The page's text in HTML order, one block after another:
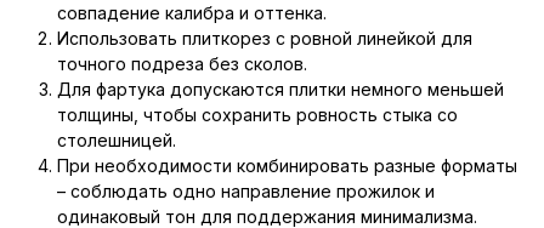
совпадение калибра и оттенка.
Использовать плиткорез с ровной линейкой для
точного подреза без сколов.
Для фартука допускаются плитки немного меньшей
толщины, чтобы сохранить ровность стыка со
столешницей.
При необходимости комбинировать разные форматы
– соблюдать одно направление прожилок и
одинаковый тон для поддержания минимализма.